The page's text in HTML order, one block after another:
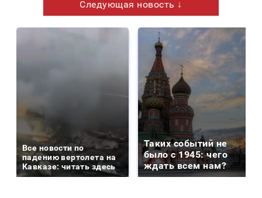
Следующая новость ↓
Все новости по
падению вертолета на
Кавказе: читать здесь
Таких событий не
было с 1945: чего
ждать всем нам?